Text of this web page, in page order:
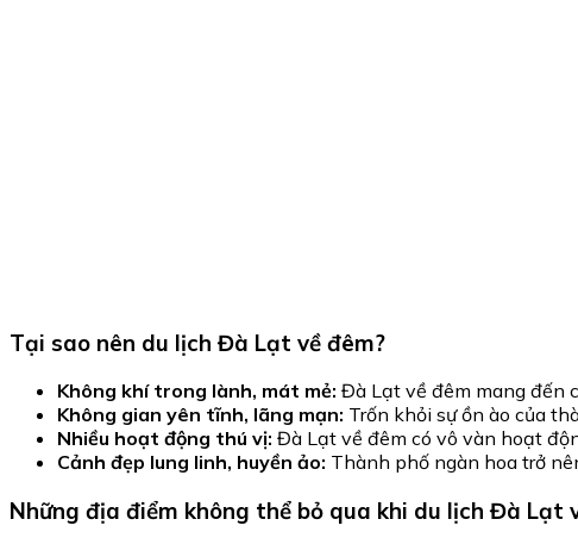
Tại sao nên du lịch Đà Lạt về đêm?
Không khí trong lành, mát mẻ: Đà Lạt về đêm mang đến
Không gian yên tĩnh, lãng mạn: Trốn khỏi sự ồn ào của
Nhiều hoạt động thú vị: Đà Lạt về đêm có vô vàn hoạt
Cảnh đẹp lung linh, huyền ảo: Thành phố ngàn hoa trở
Những địa điểm không thể bỏ qua khi du lịch Đà Lạt